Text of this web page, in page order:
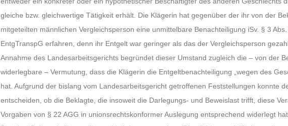
gleiche bzw. gleichwertige Tätigkeit erhält. Die Klägerin hat gegenüber der ihr von der
mitgeteilten männlichen Vergleichsperson eine unmittelbare Benachteiligung iSv. § 3 Abs.
EntgTranspG erfahren, denn ihr Entgelt war geringer als das der Vergleichsperson
Annahme des Landesarbeitsgerichts begründet dieser Umstand zugleich die – von der
widerlegbare – Vermutung, dass die Klägerin die Entgeltbenachteiligung „wegen des
hat. Aufgrund der bislang vom Landesarbeitsgericht getroffenen Feststellungen konnte
entscheiden, ob die Beklagte, die insoweit die Darlegungs- und Beweislast trifft, diese
Vorgaben von § 22 AGG in unionsrechtskonformer Auslegung entsprechend widerlegt